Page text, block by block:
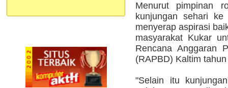
Menurut pimpinan
kunjungan sehari
menyerap aspirasi
masyarakat Kukar
Rencana Anggaran
(RAPBD) Kaltim
"Selain itu